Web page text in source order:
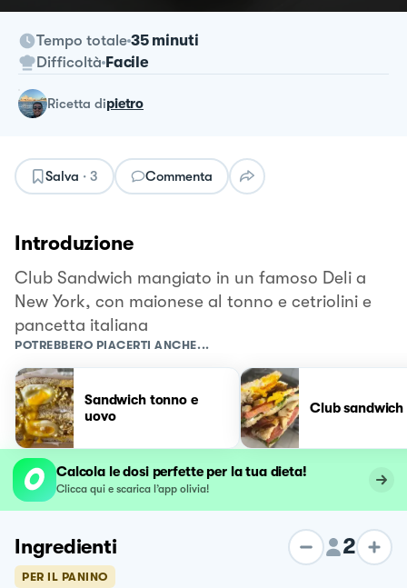
Tempo totale 35 minuti
Difficoltà Facile
ricetta dipietro
Salva · 3 Commenta
Introduzione
Club Sandwich mangiato in un famoso Deli a
New York, con maionese al tonno e cetriolini e
pancetta italiana
POTREBBERO PIACERTI ANCHE...
Sandwich tonno e
uovo
Club sandwich
Calcola le dosi perfette per la tua dieta!
Clicca qui e scarica l’app olivia!
Ingredienti 2
PER IL PANINO